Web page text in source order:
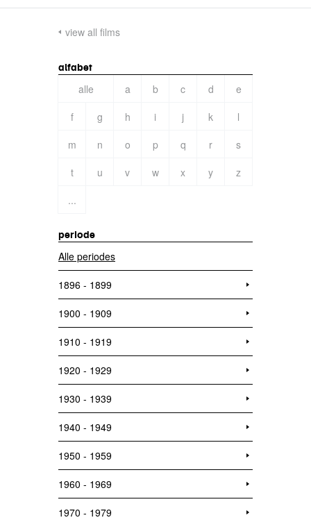
view all films
alfabet
alle a b c d
e
f
g h i j k
l
m
n o p q r
s
t
u v w x y
z
...
periode
Alle periodes
1896 - 1899
1900 - 1909
1910 - 1919
1920 - 1929
1930 - 1939
1940 - 1949
1950 - 1959
1960 - 1969
1970 - 1979